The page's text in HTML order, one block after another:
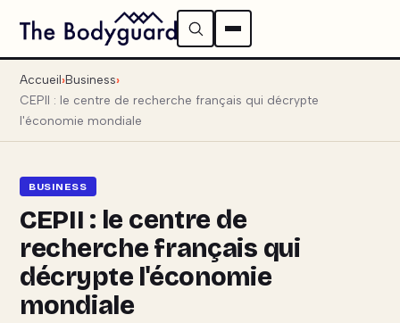
Accueil Business
CEPII : le centre de recherche français qui décrypte
l'économie mondiale
BUSINESS
CEPII : le centre de
recherche français qui
décrypte l'économie
mondiale